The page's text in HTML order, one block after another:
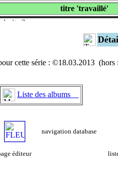
titre 'travaillé'
cette série : ©18.03.2013 (hors
Liste des albums
navigation database
éditeur